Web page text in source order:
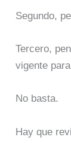
Segundo,
Tercero,
vigente
No basta.
Hay que